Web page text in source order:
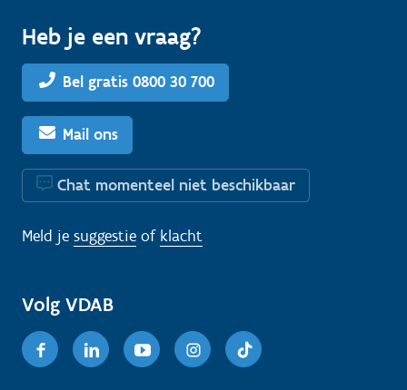
Heb je een vraag?
Bel gratis 0800 30 700
Mail ons
Chat momenteel niet beschikbaar
Meld je suggestie of klacht
Volg VDAB
FacebookLinkedinYoutubeInstagram